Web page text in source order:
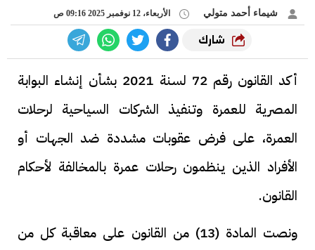
شيماء أحمد متولي الأربعاء، 12 نوفمبر 2025 09:16 ص
شارك
أكد القانون رقم 72 لسنة 2021 بشأن إنشاء البوابة
المصرية للعمرة وتنفيذ الشركات السياحية لرحلات
العمرة، على فرض عقوبات مشددة ضد الجهات أو
الأفراد الذين ينظمون رحلات عمرة بالمخالفة لأحكام
القانون.
ونصت المادة (13) من القانون على معاقبة كل من